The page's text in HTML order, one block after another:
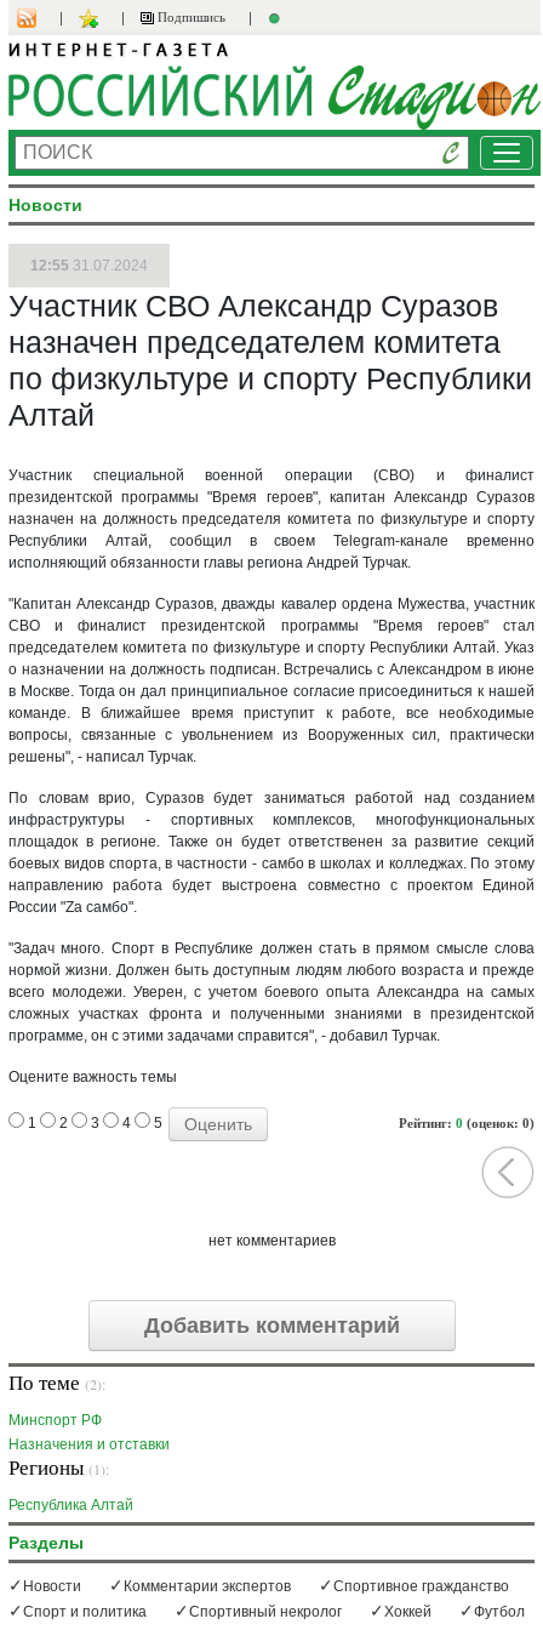
Подпишись
Новости
12:55 31.07.2024
Участник СВО Александр Суразов
назначен председателем комитета
по физкультуре и спорту Республики
Алтай
Участник специальной военной операции (СВО) и финалист
президентской программы "Время героев", капитан Александр Суразов
назначен на должность председателя комитета по физкультуре и спорту
Республики Алтай, сообщил в своем Telegram-канале временно
исполняющий обязанности главы региона Андрей Турчак.
"Капитан Александр Суразов, дважды кавалер ордена Мужества, участник
СВО и финалист президентской программы "Время героев" стал
председателем комитета по физкультуре и спорту Республики Алтай. Указ
о назначении на должность подписан. Встречались с Александром в июне
в Москве. Тогда он дал принципиальное согласие присоединиться к нашей
команде. В ближайшее время приступит к работе, все необходимые
вопросы, связанные с увольнением из Вооруженных сил, практически
решены", - написал Турчак.
По словам врио, Суразов будет заниматься работой над созданием
инфраструктуры - спортивных комплексов, многофункциональных
площадок в регионе. Также он будет ответственен за развитие секций
боевых видов спорта, в частности - самбо в школах и колледжах. По этому
направлению работа будет выстроена совместно с проектом Единой
России "Zа самбо".
"Задач много. Спорт в Республике должен стать в прямом смысле слова
нормой жизни. Должен быть доступным людям любого возраста и прежде
всего молодежи. Уверен, с учетом боевого опыта Александра на самых
сложных участках фронта и полученными знаниями в президентской
программе, он с этими задачами справится", - добавил Турчак.
Оцените важность темы
Рейтинг: 0 (оценок: 0)
1 2 3 4 5
нет комментариев
Добавить комментарий
По теме (2):
Минспорт РФ
Назначения и отставки
Регионы (1):
Республика Алтай
Разделы
Новости Комментарии экспертов
Спортивное гражданство
Спорт и политика
Спортивный некролог Хоккей
Футбол